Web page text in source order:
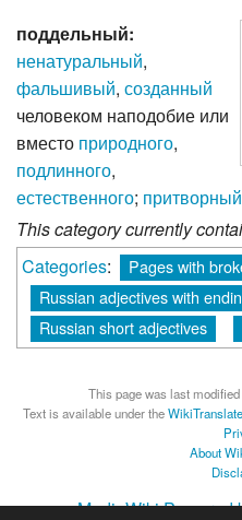
поддельный:
ненатуральный,
фальшивый, созданный
человеком наподобие или
вместо природного,
подлинного,
естественного; притворный
This category currently
Categories:
Pages with
Russian adjectives with
Russian short adjectives
This page was last modified
Text is available under the
About
MediaWikiPowered